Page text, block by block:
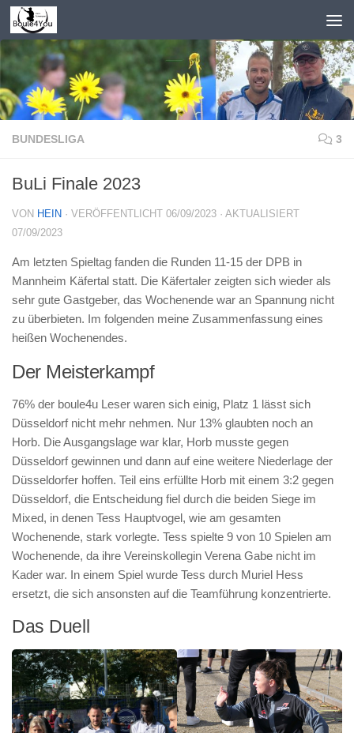
Zum Inhalt springen
BUNDESLIGA 3
BuLi Finale 2023
VON HEIN · VERÖFFENTLICHT 06/09/2023 · AKTUALISIERT
07/09/2023
Am letzten Spieltag fanden die Runden 11-15 der DPB in
Mannheim Käfertal statt. Die Käfertaler zeigten sich wieder als
sehr gute Gastgeber, das Wochenende war an Spannung nicht
zu überbieten. Im folgenden meine Zusammenfassung eines
heißen Wochenendes.
Der Meisterkampf
76% der boule4u Leser waren sich einig, Platz 1 lässt sich
Düsseldorf nicht mehr nehmen. Nur 13% glaubten noch an
Horb. Die Ausgangslage war klar, Horb musste gegen
Düsseldorf gewinnen und dann auf eine weitere Niederlage der
Düsseldorfer hoffen. Teil eins erfüllte Horb mit einem 3:2 gegen
Düsseldorf, die Entscheidung fiel durch die beiden Siege im
Mixed, in denen Tess Hauptvogel, wie am gesamten
Wochenende, stark vorlegte. Tess spielte 9 von 10 Spielen am
Wochenende, da ihre Vereinskollegin Verena Gabe nicht im
Kader war. In einem Spiel wurde Tess durch Muriel Hess
ersetzt, die sich ansonsten auf die Teamführung konzentrierte.
Das Duell